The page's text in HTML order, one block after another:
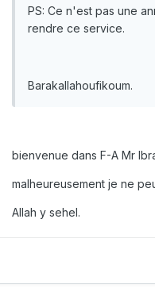
PS: Ce n'est pas une
rendre ce service.
Barakallahoufikoum.
bienvenue dans F-A Mr
malheureusement je ne
Allah y sehel.